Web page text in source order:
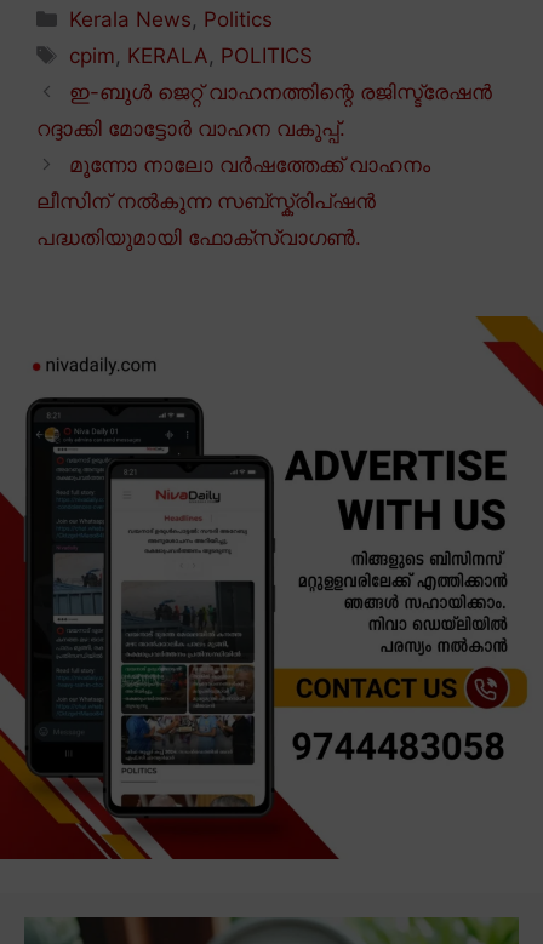
Categories
Kerala News, Politics
Tags
cpim, KERALA, POLITICS
ഇ-ബുൾ ജെറ്റ് വാഹനത്തിന്റെ രജിസ്ട്രേഷൻ
റദ്ദാക്കി മോട്ടോർ വാഹന വകുപ്പ്.
മൂന്നോ നാലോ വർഷത്തേക്ക് വാഹനം
ലീസിന് നൽകുന്ന സബ്സ്ക്രിപ്ഷൻ
പദ്ധതിയുമായി ഫോക്സ്വാഗൺ.